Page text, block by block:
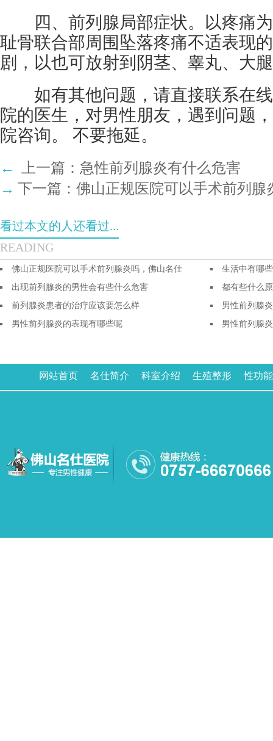
四、前列腺局部症状。以疼痛为
耻骨联合部周围坠落疼痛不适表现
剧，以也可放射到阴茎、睾丸、大
如有其他问题，请直接联系在线
院的医生，对男性朋友，遇到问题
院咨询。 不要拖延。
← 上一篇： 急性前列腺炎有什么危害
→ 下一篇： 佛山正规医院可以手术前列腺
看过本文的人还看过...
READING
佛山正规医院可以手术前列腺炎吗，佛山名仕
生活中有哪
出现前列腺炎的男性会有些什么危害
都有些什么
前列腺炎患者的治疗应该要怎么样
男性前列腺
男性前列腺炎的表现有哪些呢
男性前列腺
网站首页 名仕简介 科室介绍 生殖整形 性功